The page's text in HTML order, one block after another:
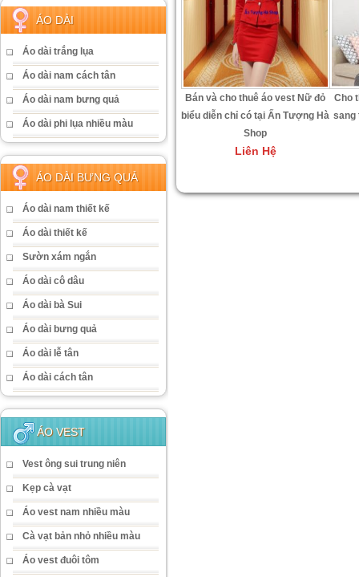
ÁO DÀI
Áo dài trắng lụa
Áo dài nam cách tân
Áo dài nam bưng quả
Áo dài phi lụa nhiều màu
ÁO DÀI BƯNG QUẢ
Áo dài nam thiết kế
Áo dài thiết kế
Sườn xám ngắn
Áo dài cô dâu
Áo dài bà Sui
Áo dài bưng quả
Áo dài lễ tân
Áo dài cách tân
ÁO VEST
Vest ông sui trung niên
Kẹp cà vạt
Áo vest nam nhiều màu
Cà vạt bản nhỏ nhiều màu
Áo vest đuôi tôm
Bán và cho thuê áo vest Nữ đỏ
biểu diễn chỉ có tại Ấn Tượng Hà
Shop
Liên Hệ
Cho
sang